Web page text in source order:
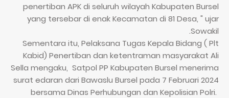
penertiban APK di seluruh wilayah Kabupaten Bursel
yang tersebar di enak Kecamatan di 81 Desa, " ujar
Sowakil.
Sementara itu, Pelaksana Tugas Kepala Bidang ( Plt
Kabid) Penertiban dan ketentraman masyarakat Ali
Sella mengaku, Satpol PP Kabupaten Bursel menerima
surat edaran dari Bawaslu Bursel pada 7 Februari 2024
bersama Dinas Perhubungan dan Kepolisian Polri.